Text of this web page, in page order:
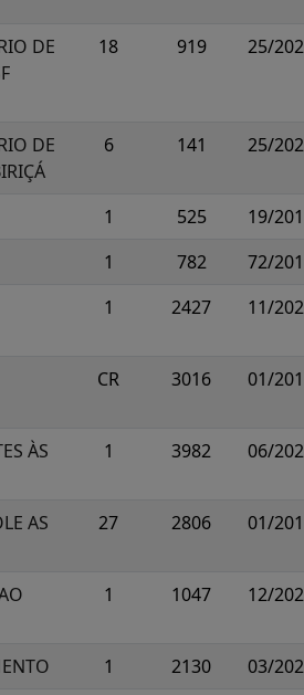
DE
18 919 25/
DE
6 141 25/
1 525
19/
1 782
72/
1 2427 11/
CR 3016 01/
ÀS
1 3982 06/
AS
27 2806 01/
1 1047 12/
1 2130 03/